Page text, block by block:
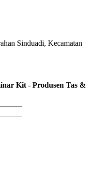
Sinduadi, Kecamatan
Kit - Produsen Tas &